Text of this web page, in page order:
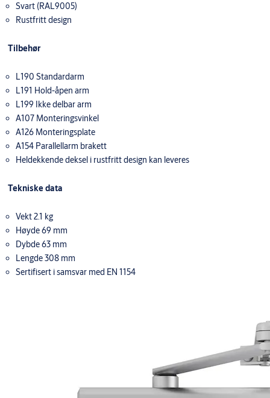
Svart (RAL9005)
Rustfritt design
Tilbehør
L190 Standardarm
L191 Hold-åpen arm
L199 Ikke delbar arm
A107 Monteringsvinkel
A126 Monteringsplate
A154 Parallellarm brakett
Heldekkende deksel i rustfritt design kan leveres
Tekniske data
Vekt 2.1 kg
Høyde 69 mm
Dybde 63 mm
Lengde 308 mm
Sertifisert i samsvar med EN 1154